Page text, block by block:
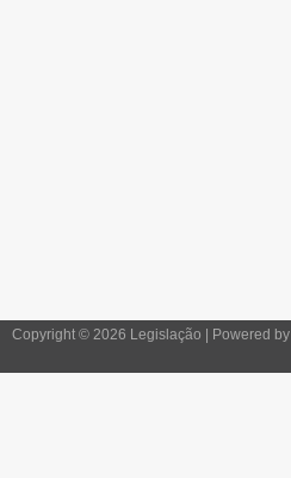
Copyright © 2026 Legislação | Powered by